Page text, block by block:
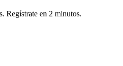
Regístrate en 2 minutos.